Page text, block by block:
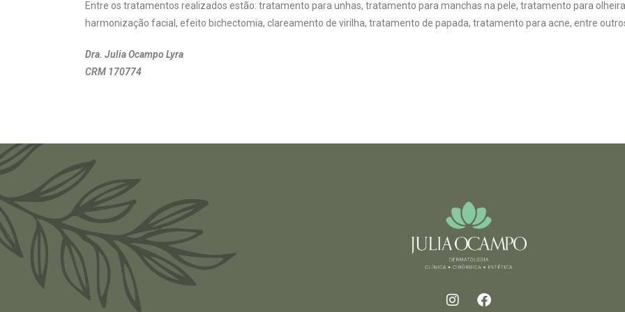
Entre os tratamentos realizados estão: tratamento para unhas, tratamento para manchas na pele, tratamento para
harmonização facial, efeito bichectomia, clareamento de virilha, tratamento de papada, tratamento para acne, entre
Dra. Julia Ocampo Lyra
CRM 170774